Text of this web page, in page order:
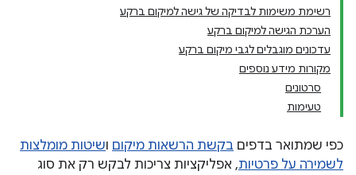
רשימת משימות לבדיקה של גישה למיקום ברקע
הערכת הגישה למיקום ברקע
עדכונים מוגבלים לגבי מיקום ברקע
מקורות מידע נוספים
סרטונים
טעימות
כפי שמתואר בדפים בקשת הרשאות מיקום ושיטות מומלצות
לשמירה על פרטיות, אפליקציות צריכות לבקש רק את סוג